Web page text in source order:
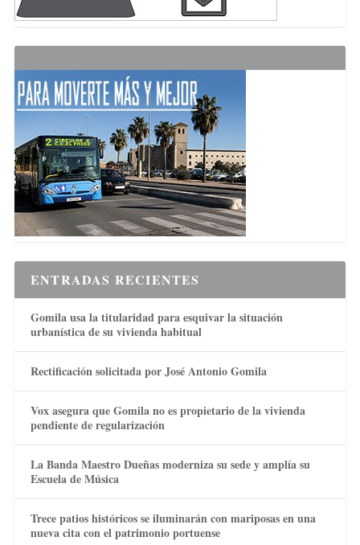
ENTRADAS RECIENTES
Gomila usa la titularidad para esquivar la situación
urbanística de su vivienda habitual
Rectificación solicitada por José Antonio Gomila
Vox asegura que Gomila no es propietario de la vivienda
pendiente de regularización
La Banda Maestro Dueñas moderniza su sede y amplía su
Escuela de Música
Trece patios históricos se iluminarán con mariposas en una
nueva cita con el patrimonio portuense